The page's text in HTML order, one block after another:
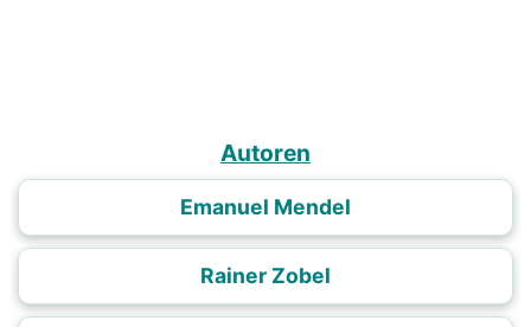
Autoren
Emanuel Mendel
Rainer Zobel